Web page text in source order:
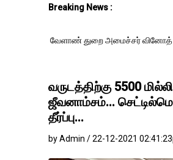
Breaking News :
துறை அமைச்சர் வினோத் வாசித்து
வருடத்திற்கு 5500
ஜீவனாம்சம்...
தீர்ப்பு...
by Admin / 22-12-2021